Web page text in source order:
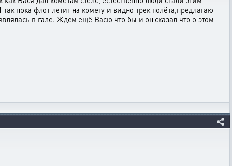
пока флот летит на комету и видно трек полёта,предлагаю
в гале. Ждем ещё Васю что бы и он сказал что о этом